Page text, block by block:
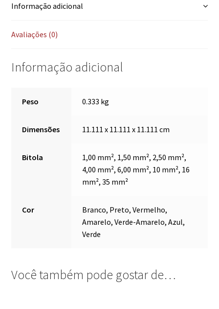
Informação adicional
Avaliações (0)
Informação adicional
Peso 0.333 kg
Dimensões 11.111 x 11.111 x 11.111 cm
Bitola
1,00 mm², 1,50 mm², 2,50 mm²,
4,00 mm², 6,00 mm², 10 mm², 16
mm², 35 mm²
Cor
Branco, Preto, Vermelho,
Amarelo, Verde-Amarelo, Azul,
Verde
Você também pode gostar de…